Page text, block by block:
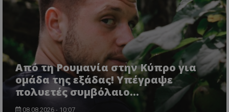
Από τη Ρουμανία στην Κύπρο για
ομάδα της εξάδας! Υπέγραψε
πολυετές συμβόλαιο...
08.08.2026 - 10:07